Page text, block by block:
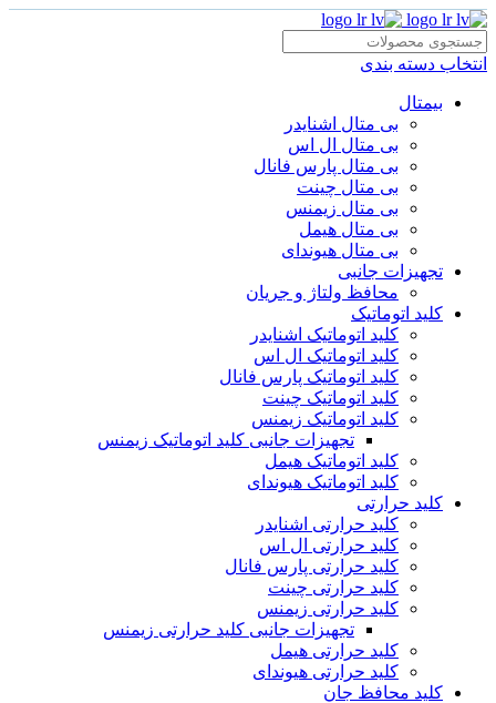
انتخاب دسته بندی
بیمتال
بی متال اشنایدر
بی متال ال اس
بی متال پارس فانال
بی متال چینت
بی متال زیمنس
بی متال هیمل
بی متال هیوندای
تجهیزات جانبی
محافظ ولتاژ و‌ جریان
کلید اتوماتیک
کلید اتوماتیک اشنایدر
کلید اتوماتیک ال اس
کلید اتوماتیک پارس فانال
کلید اتوماتیک چینت
کلید اتوماتیک زیمنس
تجهیزات جانبی کلید اتوماتیک زیمنس
کلید اتوماتیک هیمل
کلید اتوماتیک هیوندای
کلید حرارتی
کلید حرارتی اشنایدر
کلید حرارتی ال اس
کلید حرارتی پارس فانال
کلید حرارتی چینت
کلید حرارتی زیمنس
تجهیزات جانبی کلید حرارتی زیمنس
کلید حرارتی هیمل
کلید حرارتی هیوندای
کلید محافظ جان